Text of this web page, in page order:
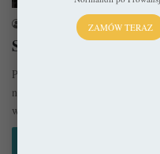
6 czerwca 2024
Sandomierz –
Położony w historycznej
najstarszych i najpiękniejszych
wypełniają bezcenne zabytki,…
ZAMÓW TERAZ